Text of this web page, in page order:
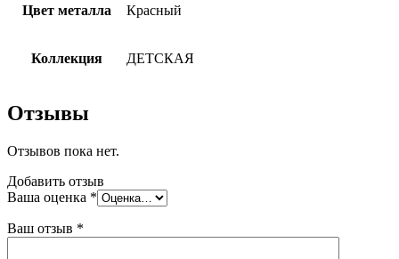
Цвет металла Красный
Коллекция ДЕТСКАЯ
Отзывы
Отзывов пока нет.
Добавить отзыв
Ваша оценка *
Ваш отзыв *